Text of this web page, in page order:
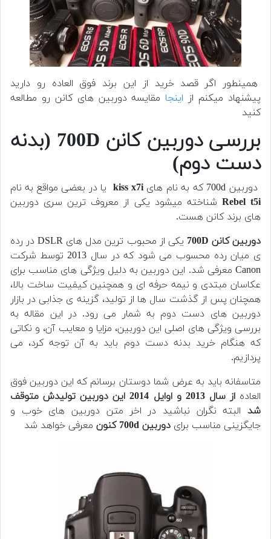
همینطور اگر قصد خرید از این برند فوق العاده رو دارید
پیشنهاد میکنم از اینجا مقایسه دوربین های کانن رو مطالعه
کنید
بررسی دوربین کانن 700D (بدنه
دست دوم)
دوربین 700d که به نام های kiss x7i یا در بعضی مواقع به نام
Rebel t5i شناخته میشود یکی از معروف ترین سری دوربین
های برند کانن هست.
دوربین کانن 700D
یکی از محبوب ترین مدل های DSLR در رده
ی میان رده محسوب می شود که در سال 2013 توسط شرکت
Canon معرفی شد. این دوربین به دلیل ویژگی های مناسب برای
عکاسان مبتدی و نیمه حرفه ای و همچنین کیفیت ساخت بالا،
همچنان پس از گذشت سال ها از تولید، گزینه ی جذابی در بازار
دوربین های دست دوم به شمار می رود. در این مقاله به
بررسی ویژگی های اصلی این دوربین، مزایا و معایب آن، و نکاتی
که هنگام خرید بدنه دست دوم باید به آن توجه کرد، می
پردازیم.
متاسفانه باید به عرض شما دوستان برسانم که این دوربین فوق
العاده
از سال 2013 و اوایل 2014 این دوربین تولیدش متوقف
شد البته نگران نباشید در اخر متن دوربین های خوب و
جایگزینی مناسب برای دوربین 700d کنون معرفی خواهد شد